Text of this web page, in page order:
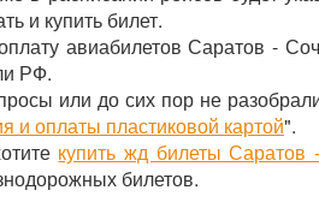
и купить билет.
авиабилетов Саратов -
РФ.
или до сих пор не
и оплаты пластиковой картой".
купить жд билеты Саратов
билетов.